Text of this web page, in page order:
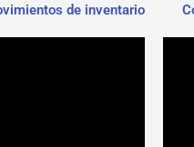
de inventario